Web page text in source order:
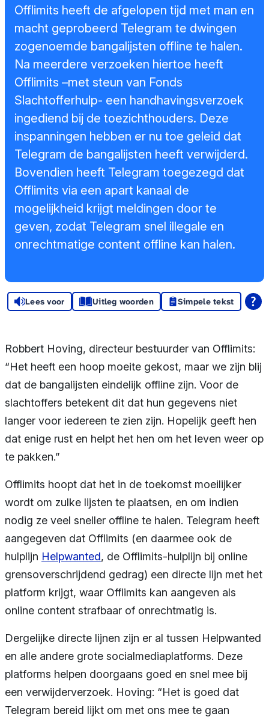
Sponsors en
donoren
Raad van
Toezicht
Steun ons
Contact
Offlimits heeft de afgelopen tijd met man en
macht geprobeerd Telegram te dwingen
zogenoemde bangalijsten offline te halen.
Na meerdere verzoeken hiertoe heeft
Offlimits –met steun van Fonds
Slachtofferhulp- een handhavingsverzoek
ingediend bij de toezichthouders. Deze
inspanningen hebben er nu toe geleid dat
Telegram de bangalijsten heeft verwijderd.
Bovendien heeft Telegram toegezegd dat
Offlimits via een apart kanaal de
mogelijkheid krijgt meldingen door te
geven, zodat Telegram snel illegale en
onrechtmatige content offline kan halen.
Lees voor Uitleg woorden Simpele tekst
Robbert Hoving, directeur bestuurder van Offlimits:
“Het heeft een hoop moeite gekost, maar we zijn blij
dat de bangalijsten eindelijk offline zijn. Voor de
slachtoffers betekent dit dat hun gegevens niet
langer voor iedereen te zien zijn. Hopelijk geeft hen
dat enige rust en helpt het hen om het leven weer op
te pakken.”
Offlimits hoopt dat het in de toekomst moeilijker
wordt om zulke lijsten te plaatsen, en om indien
nodig ze veel sneller offline te halen. Telegram heeft
aangegeven dat Offlimits (en daarmee ook de
hulplijn Helpwanted, de Offlimits-hulplijn bij online
grensoverschrijdend gedrag) een directe lijn met het
platform krijgt, waar Offlimits kan aangeven als
online content strafbaar of onrechtmatig is.
Dergelijke directe lijnen zijn er al tussen Helpwanted
en alle andere grote socialmediaplatforms. Deze
platforms helpen doorgaans goed en snel mee bij
een verwijderverzoek. Hoving: “Het is goed dat
Telegram bereid lijkt om met ons mee te gaan